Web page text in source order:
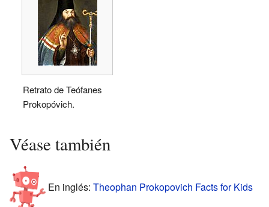
Retrato de Teófanes
Prokopóvich.
Véase también
En inglés: Theophan Prokopovich Facts for Kids